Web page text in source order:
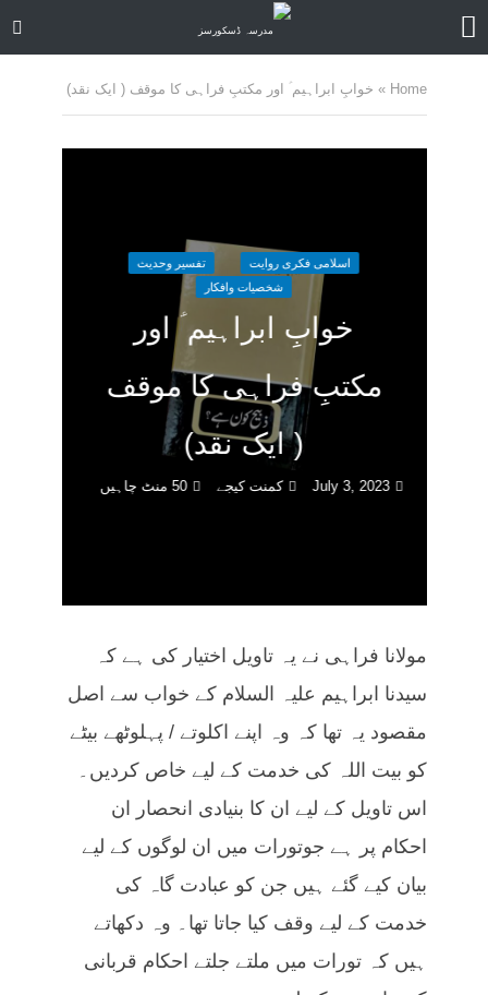
Home
» خوابِ ابراہیم ؑ اور مکتبِ فراہی کا موقف ( ایک نقد)
اسلامی فکری روایت
تفسیر وحدیث
شخصیات وافکار
خوابِ ابراہیم ؑ اور
مکتبِ فراہی کا موقف
( ایک نقد)
July 3, 2023 کمنت کیجے 50 منٹ چاہیں
مولانا فراہی نے یہ تاویل اختیار کی ہے کہ
سیدنا ابراہیم علیہ السلام کے خواب سے اصل
مقصود یہ تھا کہ وہ اپنے اکلوتے / پہلوٹھے بیٹے
کو بیت اللہ کی خدمت کے لیے خاص کردیں۔
اس تاویل کے لیے ان کا بنیادی انحصار ان
احکام پر ہے جوتورات میں ان لوگوں کے لیے
بیان کیے گئے ہیں جن کو عبادت گاہ کی
خدمت کے لیے وقف کیا جاتا تھا۔ وہ دکھاتے
ہیں کہ تورات میں ملتے جلتے احکام قربانی